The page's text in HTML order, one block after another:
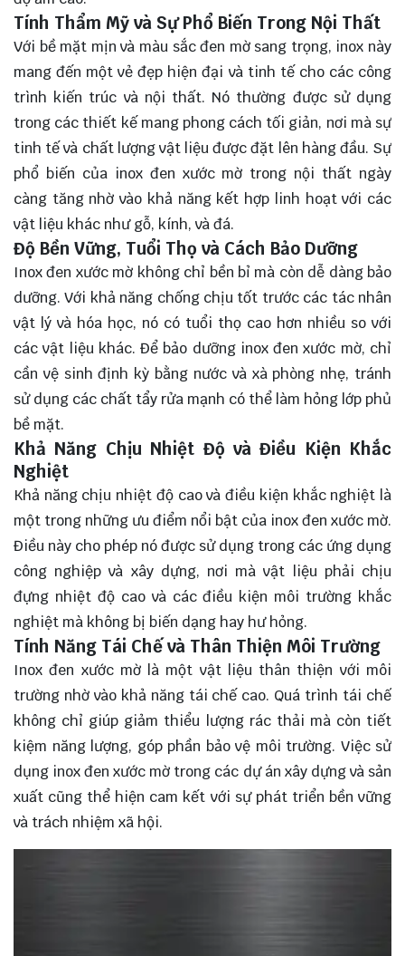
Tính Thẩm Mỹ và Sự Phổ Biến Trong Nội Thất
Với bề mặt mịn và màu sắc đen mờ sang trọng, inox này
mang đến một vẻ đẹp hiện đại và tinh tế cho các công
trình kiến trúc và nội thất. Nó thường được sử dụng
trong các thiết kế mang phong cách tối giản, nơi mà sự
tinh tế và chất lượng vật liệu được đặt lên hàng đầu. Sự
phổ biến của inox đen xước mờ trong nội thất ngày
càng tăng nhờ vào khả năng kết hợp linh hoạt với các
vật liệu khác như gỗ, kính, và đá.
Độ Bền Vững, Tuổi Thọ và Cách Bảo Dưỡng
Inox đen xước mờ không chỉ bền bỉ mà còn dễ dàng bảo
dưỡng. Với khả năng chống chịu tốt trước các tác nhân
vật lý và hóa học, nó có tuổi thọ cao hơn nhiều so với
các vật liệu khác. Để bảo dưỡng inox đen xước mờ, chỉ
cần vệ sinh định kỳ bằng nước và xà phòng nhẹ, tránh
sử dụng các chất tẩy rửa mạnh có thể làm hỏng lớp phủ
bề mặt.
Khả Năng Chịu Nhiệt Độ và Điều Kiện Khắc
Nghiệt
Khả năng chịu nhiệt độ cao và điều kiện khắc nghiệt là
một trong những ưu điểm nổi bật của inox đen xước mờ.
Điều này cho phép nó được sử dụng trong các ứng dụng
công nghiệp và xây dựng, nơi mà vật liệu phải chịu
đựng nhiệt độ cao và các điều kiện môi trường khắc
nghiệt mà không bị biến dạng hay hư hỏng.
Tính Năng Tái Chế và Thân Thiện Môi Trường
Inox đen xước mờ là một vật liệu thân thiện với môi
trường nhờ vào khả năng tái chế cao. Quá trình tái chế
không chỉ giúp giảm thiểu lượng rác thải mà còn tiết
kiệm năng lượng, góp phần bảo vệ môi trường. Việc sử
dụng inox đen xước mờ trong các dự án xây dựng và sản
xuất cũng thể hiện cam kết với sự phát triển bền vững
và trách nhiệm xã hội.